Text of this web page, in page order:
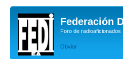
Federación
Foro de radioaficionados
Obviar